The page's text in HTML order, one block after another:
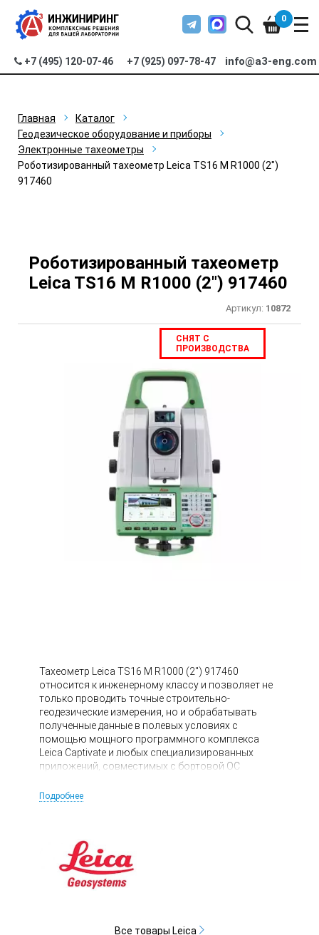
+7 (495) 120-07-46 +7 (925) 097-78-47 info@a3-eng.com
0
Главная
Каталог
Геодезическое оборудование и приборы
Электронные тахеометры
Роботизированный тахеометр Leica TS16 M R1000 (2")
917460
Роботизированный тахеометр
Leica TS16 M R1000 (2") 917460
Артикул: 10872
СНЯТ С
ПРОИЗВОДСТВА
Тахеометр Leica TS16 M R1000 (2") 917460
относится к инженерному классу и позволяет не
только проводить точные строительно-
геодезические измерения, но и обрабатывать
полученные данные в полевых условиях с
помощью мощного программного комплекса
Leica Captivate и любых специализированных
приложений, совместимых с бортовой ОС
Подробнее
Все товары Leica